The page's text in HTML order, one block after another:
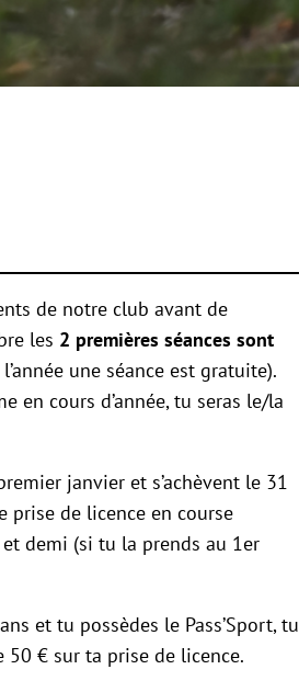
de notre club avant de
les 2 premières séances sont
une séance est gratuite).
en cours d’année, tu seras le/la
janvier et s’achèvent le 31
prise de licence en course
demi (si tu la prends au 1er
et tu possèdes le Pass’Sport, tu
50 € sur ta prise de licence.